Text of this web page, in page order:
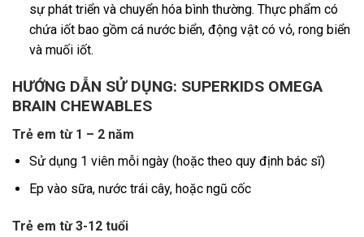
sự phát triển và chuyển hóa bình thường. Thực phẩm có
chứa iốt bao gồm cá nước biển, động vật có vỏ, rong biển
và muối iốt.
HƯỚNG DẪN SỬ DỤNG: SUPERKIDS OMEGA
BRAIN CHEWABLES
Trẻ em từ 1 – 2 năm
Sử dụng 1 viên mỗi ngày (hoặc theo quy định bác sĩ)
Ep vào sữa, nước trái cây, hoặc ngũ cốc
Trẻ em từ 3-12 tuổi